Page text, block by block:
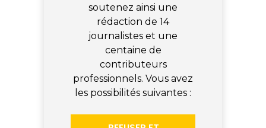
soutenez ainsi une
rédaction de 14
journalistes et une
centaine de
contributeurs
professionnels. Vous avez
les possibilités suivantes :